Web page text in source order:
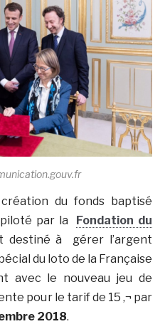
du fonds baptisé
par la Fondation du
destiné à gérer l’argent
du loto de la Française
avec le nouveau jeu de
pour le tarif de 15 ‚¬ par
2018.